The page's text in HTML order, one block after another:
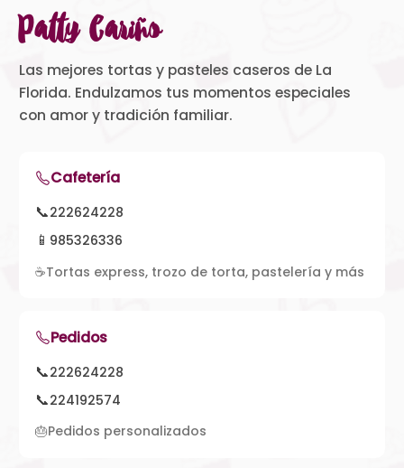
Patty Cariño
Las mejores tortas y pasteles caseros de La
Florida. Endulzamos tus momentos especiales
con amor y tradición familiar.
Cafetería
📞222624228
📱 985326336
☕Tortas express, trozo de torta, pastelería y más
Pedidos
📞222624228
📞224192574
🎂Pedidos personalizados